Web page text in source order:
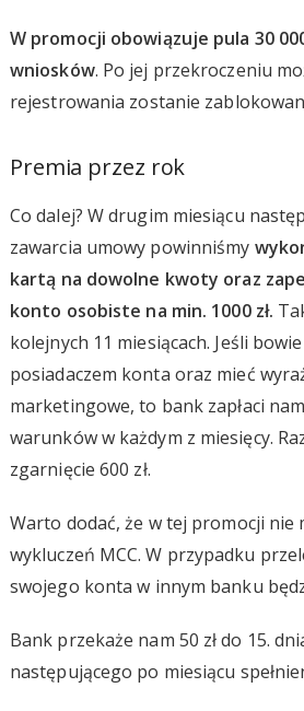
W promocji obowiązuje pula 30
wniosków. Po jej przekroczeniu
rejestrowania zostanie
Premia przez rok
Co dalej? W drugim miesiącu
zawarcia umowy powinniśmy
kartą na dowolne kwoty oraz
konto osobiste na min. 1000 zł.
kolejnych 11 miesiącach. Jeśli
posiadaczem konta oraz mieć
marketingowe, to bank zapłaci nam
warunków w każdym z miesięcy.
zgarnięcie 600 zł.
Warto dodać, że w tej promocji nie
wykluczeń MCC. W przypadku
swojego konta w innym banku
Bank przekaże nam 50 zł do 15.
następującego po miesiącu